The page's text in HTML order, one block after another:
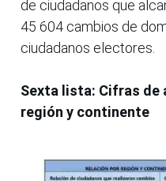
de ciudadanos que
45 604 cambios de
ciudadanos electores.
Sexta lista: Cifras
región y continente